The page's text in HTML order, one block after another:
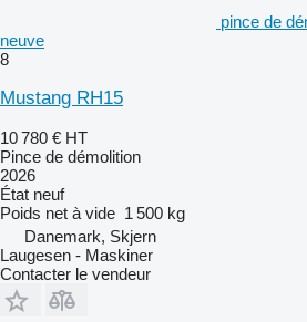
pince de
neuve
8
Mustang RH15
10 780 € HT
Pince de démolition
2026
État neuf
Poids net à vide 1 500 kg
Danemark, Skjern
Laugesen - Maskiner
Contacter le vendeur